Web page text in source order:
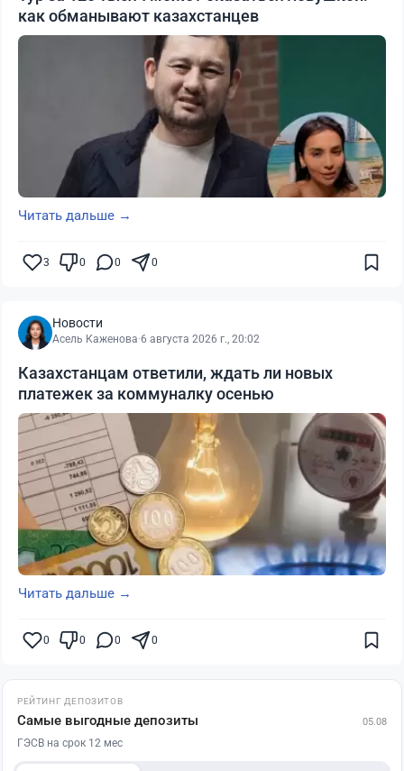
как обманывают казахстанцев
Читать дальше →
3 0 0 0
Новости
Асель Каженова·6 августа 2026 г., 20:02
Казахстанцам ответили, ждать ли новых
платежек за коммуналку осенью
Читать дальше →
0 0 0 0
РЕЙТИНГ ДЕПОЗИТОВ
Самые выгодные депозиты 05.08
ГЭСВ на срок 12 мес